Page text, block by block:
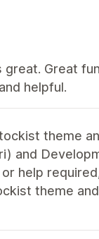
Great
helpful.
theme
and
help
theme